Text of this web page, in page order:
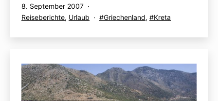
Bali
Veröffentlicht
am
8. September 2007
Kategorisiert
Reiseberichte, Urlaub
Verschlagwortet
Griechenland, Kreta